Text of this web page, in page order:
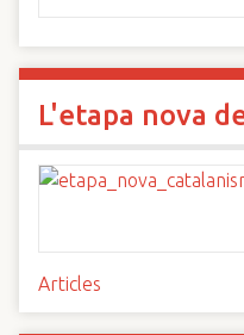
L'etapa nova
Articles